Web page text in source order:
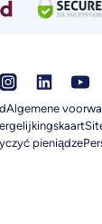
Algemene
pieniądze